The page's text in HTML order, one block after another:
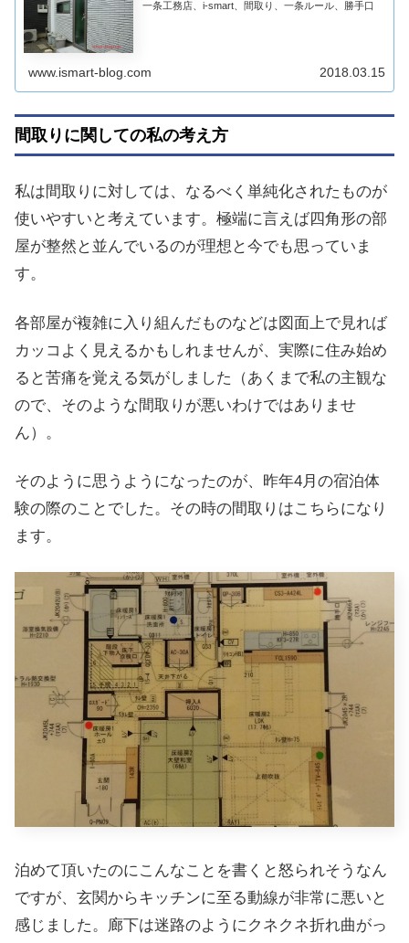
一条工務店、i-smart、間取り、一条ルール、勝手口
www.ismart-blog.com 2018.03.15
間取りに関しての私の考え方
私は間取りに対しては、なるべく単純化されたものが
使いやすいと考えています。極端に言えば四角形の部
屋が整然と並んでいるのが理想と今でも思っていま
す。
各部屋が複雑に入り組んだものなどは図面上で見れば
カッコよく見えるかもしれませんが、実際に住み始め
ると苦痛を覚える気がしました（あくまで私の主観な
ので、そのような間取りが悪いわけではありませ
ん）。
そのように思うようになったのが、昨年4月の宿泊体
験の際のことでした。その時の間取りはこちらになり
ます。
泊めて頂いたのにこんなことを書くと怒られそうなん
ですが、玄関からキッチンに至る動線が非常に悪いと
感じました。廊下は迷路のようにクネクネ折れ曲がっ